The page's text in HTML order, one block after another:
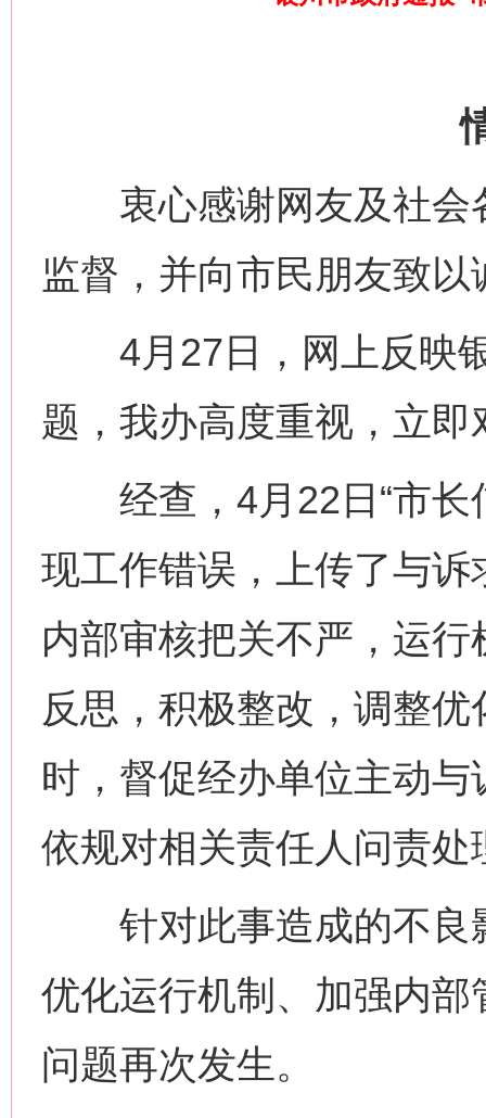
衷心感谢网友及社会
监督，并向市民朋友致以
4月27日，网上反映银
题，我办高度重视，立
经查，4月22日“市长
现工作错误，上传了与
内部审核把关不严，运
反思，积极整改，调整
时，督促经办单位主动
依规对相关责任人问责处
针对此事造成的不良
优化运行机制、加强内
问题再次发生。